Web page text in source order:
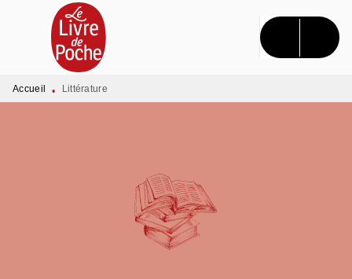
MENU RECHERCHE CONTENU
PIED DE PAGE
Accueil • Littérature